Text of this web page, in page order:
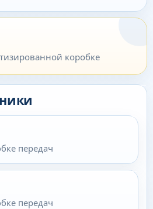
коробке
передач
передач